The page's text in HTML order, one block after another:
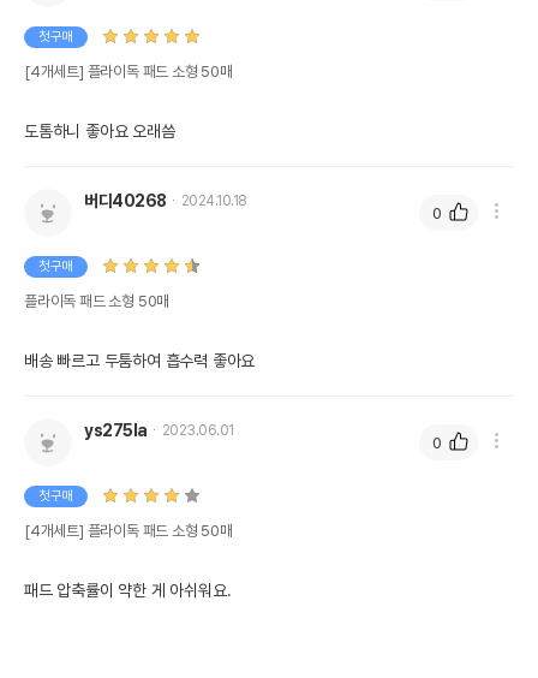
첫구매
[4개세트] 플라이독 패드 소형 50매
도톰하니 좋아요 오래씀
버디40268 2024.10.18
첫구매
플라이독 패드 소형 50매
배송 빠르고 두툼하여 흡수력 좋아요
0
ys275la 2023.06.01
첫구매
[4개세트] 플라이독 패드 소형 50매
패드 압축률이 약한 게 아쉬워요.
0